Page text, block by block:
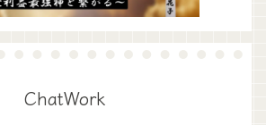
ChatWork